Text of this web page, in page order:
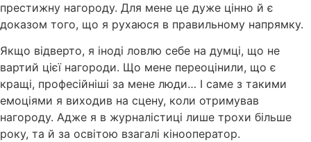
престижну нагороду. Для мене це дуже цінно й є
доказом того, що я рухаюся в правильному напрямку.
Якщо відверто, я іноді ловлю себе на думці, що не
вартий цієї нагороди. Що мене переоцінили, що є
кращі, професійніші за мене люди… І саме з такими
емоціями я виходив на сцену, коли отримував
нагороду. Адже я в журналістиці лише трохи більше
року, та й за освітою взагалі кінооператор.